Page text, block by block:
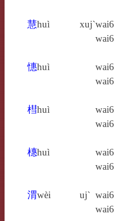
慧huì xuj`wai6
wai6
憓huì
wai6
wai6
槥huì
wai6
wai6
橞huì
wai6
wai6
渭wèi uj` wai6
wai6